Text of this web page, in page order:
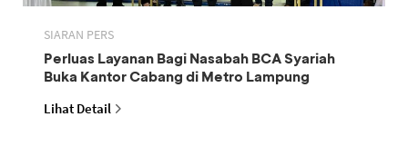
SIARAN PERS
Perluas Layanan Bagi Nasabah BCA Syariah
Buka Kantor Cabang di Metro Lampung
Lihat Detail